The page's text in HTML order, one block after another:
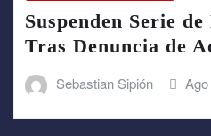
Suspenden Serie
Tras Denuncia de
Sebastian Sipión